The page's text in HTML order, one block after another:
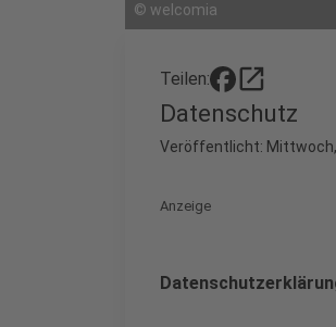
© welcomia
Teilen: open_in_new
Datenschutz
Veröffentlicht:
Anzeige